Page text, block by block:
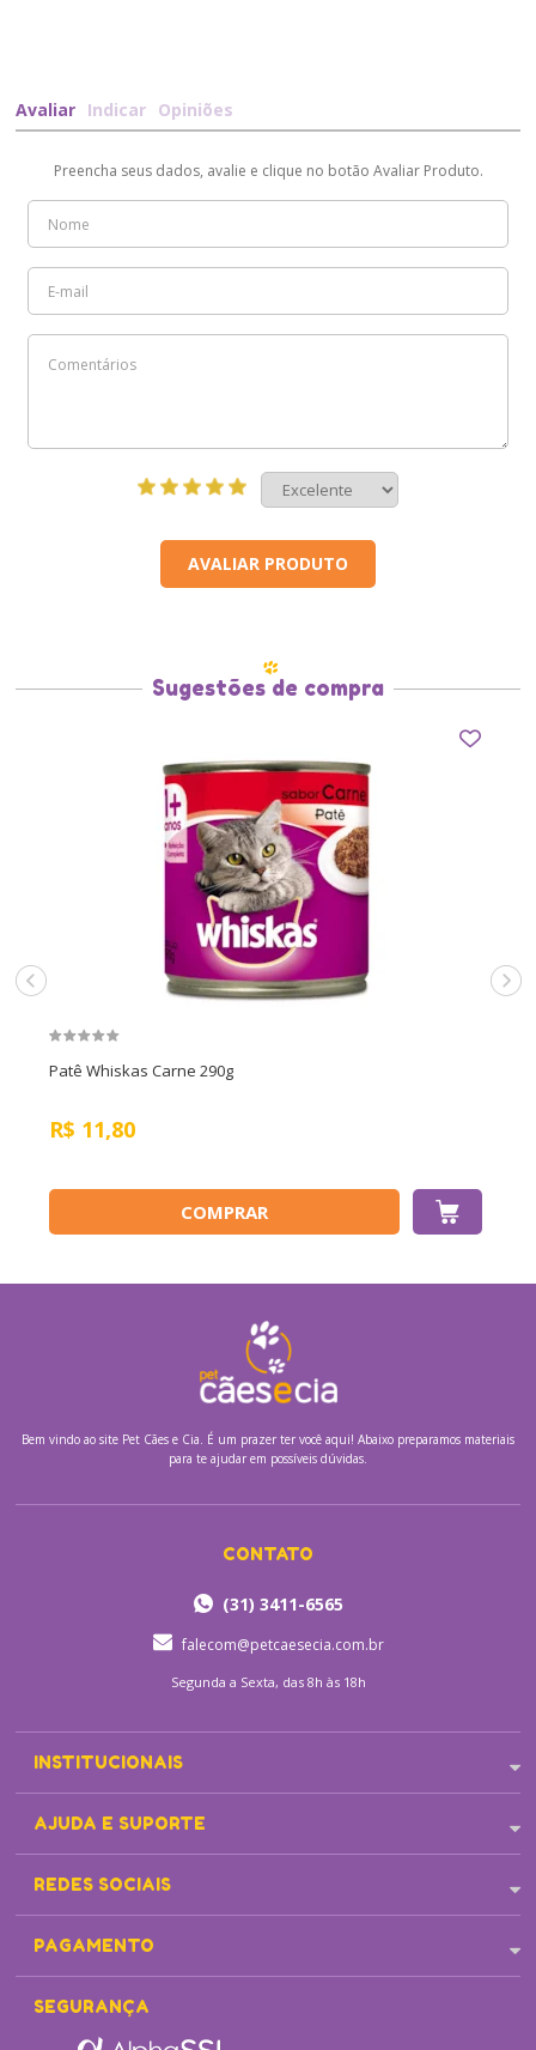
Avaliar Indicar Opiniões
Preencha seus dados, avalie e clique no botão Avaliar Produto.
AVALIAR PRODUTO
Sugestões de compra
Patê Whiskas Carne 290g
R$ 11,80
COMPRAR
Bem vindo ao site Pet Cães e Cia. É um prazer ter você aqui! Abaixo preparamos materiais
para te ajudar em possíveis dúvidas.
CONTATO
(31) 3411-6565
falecom@petcaesecia.com.br
Segunda a Sexta, das 8h às 18h
INSTITUCIONAIS
AJUDA E SUPORTE
REDES SOCIAIS
PAGAMENTO
SEGURANÇA